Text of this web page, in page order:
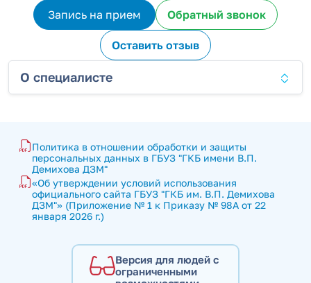
Запись на прием
Обратный звонок
Оставить отзыв
О специалисте
Политика в отношении обработки и защиты
персональных данных в ГБУЗ "ГКБ имени В.П.
Демихова ДЗМ"
«Об утверждении условий использования
официального сайта ГБУЗ "ГКБ им. В.П. Демихова
ДЗМ"» (Приложение № 1 к Приказу № 98А от 22
января 2026 г.)
Версия для людей с
ограниченными